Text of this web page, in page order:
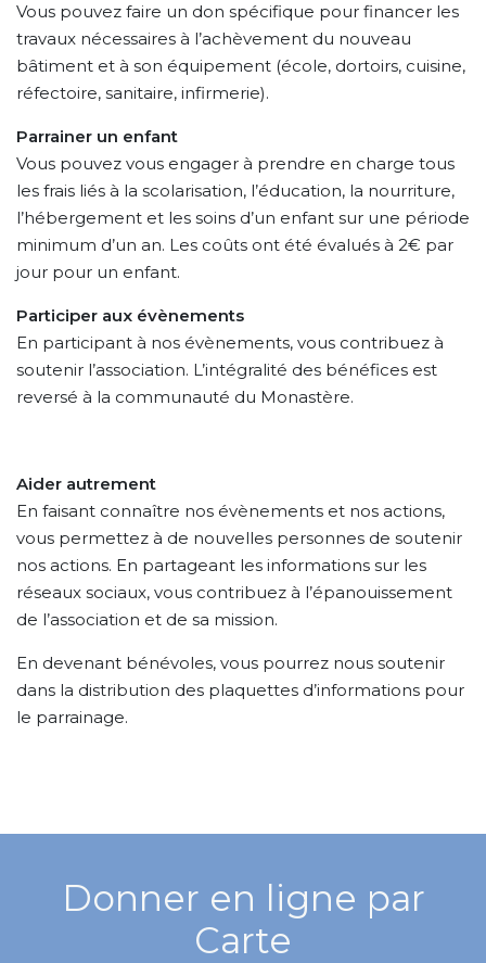
Vous pouvez faire un don spécifique pour financer les
travaux nécessaires à l’achèvement du nouveau
bâtiment et à son équipement (école, dortoirs, cuisine,
réfectoire, sanitaire, infirmerie).
Parrainer un enfant
Vous pouvez vous engager à prendre en charge tous
les frais liés à la scolarisation, l’éducation, la nourriture,
l’hébergement et les soins d’un enfant sur une période
minimum d’un an. Les coûts ont été évalués à 2€ par
jour pour un enfant.
Participer aux évènements
En participant à nos évènements, vous contribuez à
soutenir l’association. L’intégralité des bénéfices est
reversé à la communauté du Monastère.
Aider autrement
En faisant connaître nos évènements et nos actions,
vous permettez à de nouvelles personnes de soutenir
nos actions. En partageant les informations sur les
réseaux sociaux, vous contribuez à l’épanouissement
de l’association et de sa mission.
En devenant bénévoles, vous pourrez nous soutenir
dans la distribution des plaquettes d’informations pour
le parrainage.
Donner en ligne par
Carte